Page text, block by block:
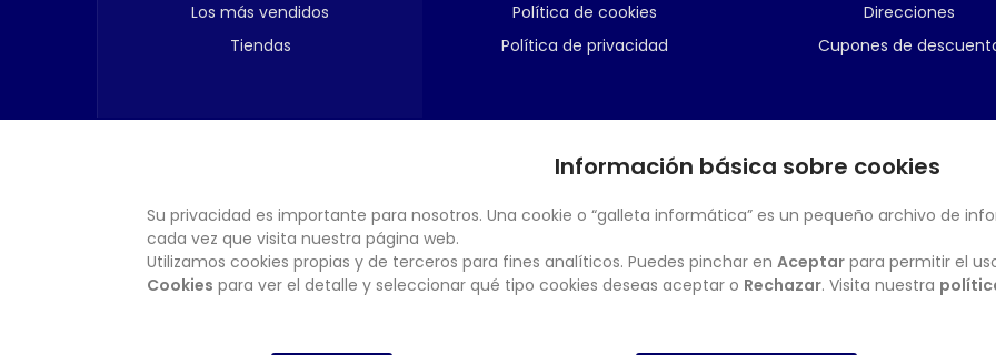
Los más vendidos
Tiendas
Política de cookies
Política de privacidad
Direcciones
Cupones de
BOLETÍN
Información básica sobre cookies
Su privacidad es importante para nosotros. Una cookie o “galleta informática” es un pequeño archivo de
cada vez que visita nuestra página web.
Utilizamos cookies propias y de terceros para fines analíticos. Puedes pinchar en Aceptar para permitir el
Cookies para ver el detalle y seleccionar qué tipo cookies deseas aceptar o Rechazar. Visita nuestra